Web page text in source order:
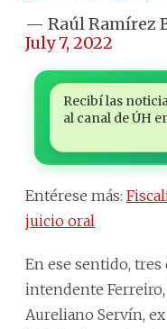
— Raúl Ramírez
July 7, 2022
Recibí las
al canal de ÚH
Entérese más:
juicio oral
En ese sentido,
intendente Ferreiro,
Aureliano Servín,